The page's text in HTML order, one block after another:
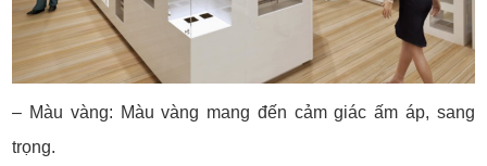
– Màu vàng: Màu vàng mang đến cảm giác ấm áp, sang
trọng.